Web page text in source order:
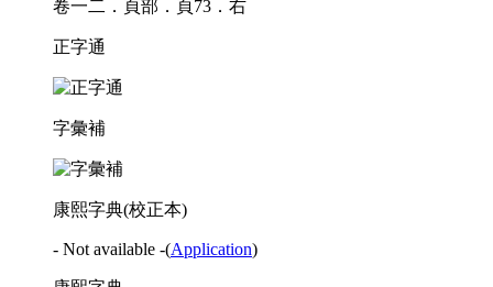
卷一二．頁部．頁73．右
正字通
字彙補
康熙字典(校正本)
- Not available -(Application)